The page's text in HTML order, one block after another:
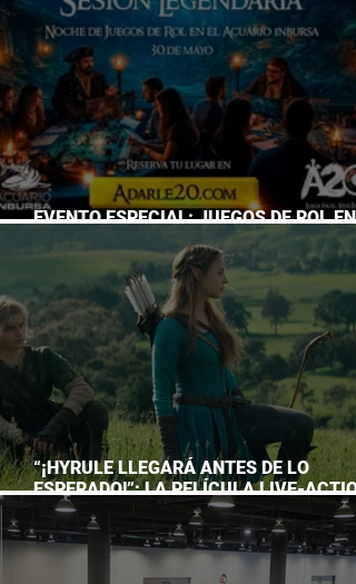
EVENTO ESPECIAL: JUEGOS DE ROL EN
“¡HYRULE LLEGARÁ ANTES DE LO
ESPERADO!”: LA PELÍCULA LIVE-
DE THE LEGEND OF ZELDA ADELANTA
ESTRENO